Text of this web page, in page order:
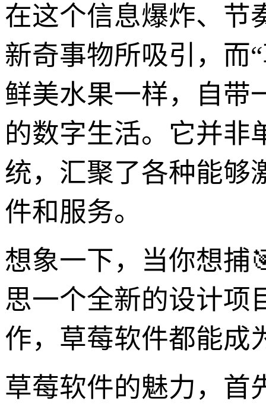
在这个信息爆炸、节
新奇事物所吸引，而
鲜美水果一样，自带
的数字生活。它并非
统，汇聚了各种能够
件和服务。
想象一下，当你想捕
思一个全新的设计项
作，草莓软件都能成
草莓软件的魅力，首